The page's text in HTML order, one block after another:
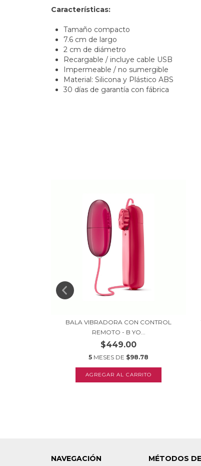
Características:
Tamaño compacto
7.6 cm de largo
2 cm de diámetro
Recargable / incluye cable USB
Impermeable / no sumergible
Material: Silicona y Plástico ABS
30 días de garantía con fábrica
BALA VIBRADORA CON CONTROL
REMOTO - B YO...
$449.00
5 MESES DE $98.78
NAVEGACIÓN MÉTODOS